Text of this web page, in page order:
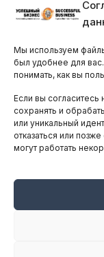
Мы используем
был удобнее для
понимать, как вы
Если вы
сохранять и
или уникальный
отказаться или
могут работать
Бизнес-клубы и
Остальные
ARTICLES
НАВИГАЦИЯ
Оплата онлайн